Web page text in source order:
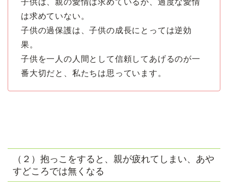
は求めていない。
子供の過保護は、子供の成長にとっては逆効
果。
子供を一人の人間として信頼してあげるのが一
番大切だと、私たちは思っています。
（２）抱っこをすると、親が疲れてしまい、あや
すどころでは無くなる